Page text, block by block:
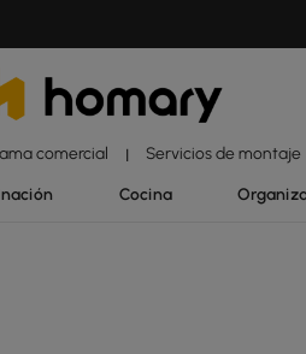
comercial | Servicios de montaje
Cocina